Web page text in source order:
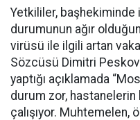
Yetkililer,
durumunun ağır
virüsü ile ilgili artan
Sözcüsü Dimitri
yaptığı açıklamada
durum zor,
çalışıyor.